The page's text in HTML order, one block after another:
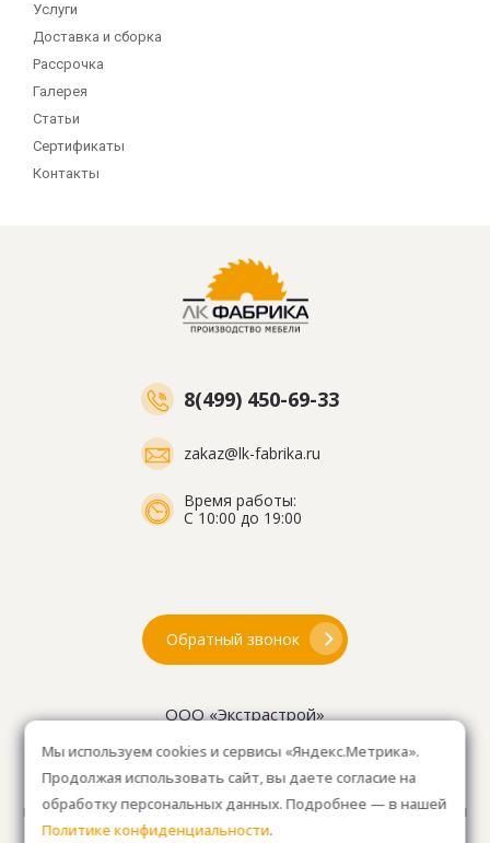
Услуги
Доставка и сборка
Рассрочка
Галерея
Статьи
Сертификаты
Контакты
8(499) 450-69-33
zakaz@lk-fabrika.ru
Время работы:
С 10:00 до 19:00
Обратный звонок
ООО «Экстрастрой»
ОГРН 1157746804753
Как проехать: 15км от Мкад, в среднем 10-15 мин. на
машине.Для клиентов без авто, оплачиваем такси
от м. Анино.
Мы используем cookies и сервисы «Яндекс.Метрика».
Продолжая использовать сайт, вы даете согласие на
обработку персональных данных. Подробнее — в нашей
Политике конфиденциальности.